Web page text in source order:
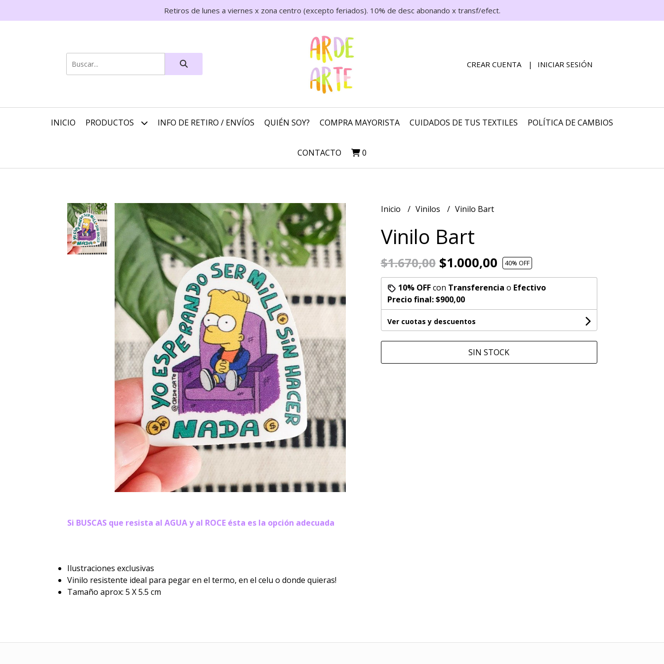
Retiros de lunes a viernes x zona centro (excepto feriados). 10% de desc abonando x transf/efect.
CREAR CUENTA INICIAR SESIÓN
INICIO PRODUCTOS INFO DE RETIRO / ENVÍOS QUIÉN SOY? COMPRA MAYORISTA CUIDADOS DE TUS TEXTILES POLÍTICA DE CAMBIOS
CONTACTO 0
Si BUSCAS que resista al AGUA y al ROCE ésta es la opción adecuada
Ilustraciones exclusivas
Vinilo resistente ideal para pegar en el termo, en el celu o donde quieras!
Tamaño aprox: 5 X 5.5 cm
Inicio Vinilos Vinilo Bart
Vinilo Bart
$1.670,00$1.000,00 40% OFF
10% OFFcon Transferencia o Efectivo
Precio final:$900,00
Ver cuotas y descuentos
SIN STOCK